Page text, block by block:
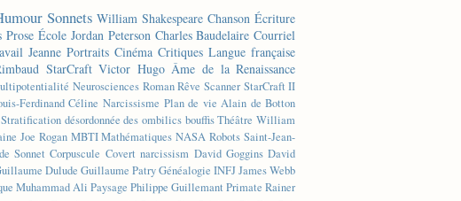
Sonnets William Shakespeare Chanson Écriture
Prose École Jordan Peterson Charles Baudelaire Courriel
Jeanne Portraits Cinéma Critiques Langue française
StarCraft Victor Hugo Âme de la Renaissance
Neurosciences Roman Rêve Scanner StarCraft II
Ferdinand Céline Narcissisme Plan de vie Alain de Botton
Stratification désordonnée des ombilics bouffis Théâtre William
Joe Rogan MBTI Mathématiques NASA Robots Saint-Jean-
Sonnet Corpuscule Covert narcissism David Goggins David
Dulude Guillaume PatryGénéalogie INFJJames Webb
Muhammad Ali Paysage Philippe Guillemant Primate Rainer